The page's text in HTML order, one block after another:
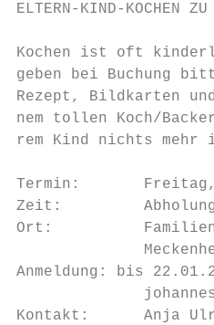
ELTERN-KIND-KOCHEN ZU
Kochen ist oft
geben bei Buchung
Rezept, Bildkarten
nem tollen Koch/
rem Kind nichts mehr
Termin:       Freitag,
Zeit:         Abholung
Ort:
Anmeldung: bis
Kontakt:      Anja